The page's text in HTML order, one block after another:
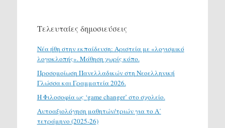
Τελευταίες δημοσιεύσεις
Νέα ήθη στην εκπαίδευση: Αριστεία με «λογισμικό
λογοκλοπής». Μάθηση χωρίς κόπο.
Προσομοίωση Πανελλαδικών στη Νεοελληνική
Γλώσσα και Γραμματεία 2026.
H Φιλοσοφία ως ‘game changer’ στο σχολείο.
Αυτοαξιολόγηση μαθητών/τριών για το Α΄
τετράμηνο (2025-26)